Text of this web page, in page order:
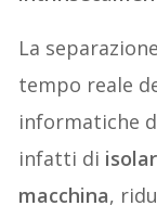
La
tempo reale
informatiche
infatti di
macchina,